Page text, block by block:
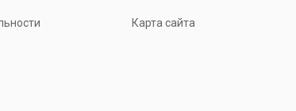
Карта сайта